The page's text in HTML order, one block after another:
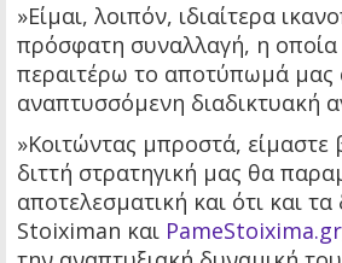
»Είμαι, λοιπόν, ιδιαίτερα
πρόσφατη συναλλαγή, η οποία
περαιτέρω το αποτύπωμά μας
αναπτυσσόμενη διαδικτυακή
»Κοιτώντας μπροστά, είμαστε
διττή στρατηγική μας θα
αποτελεσματική και ότι και
Stoiximan και PameStoixima.gr